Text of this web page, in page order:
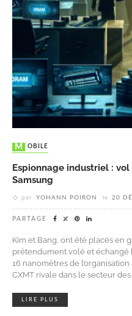
MOBILE
Espionnage industriel :
Samsung
par YOHANN POIRON le 20
PARTAGE
Kim et Bang, ont été placés en
prétendument volé et échangé
16 nanomètres de
CXMT rivale dans le secteur
LIRE PLUS